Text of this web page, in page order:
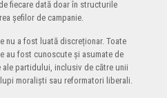
fiecare dată doar în structurile
șefilor de campanie.
nu a fost luată discreționar. Toate
au fost cunoscute și asumate de
ale partidului, inclusiv de către unii
moraliști sau reformatori liberali.